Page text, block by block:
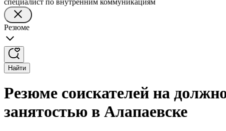
специалист по внутренним коммуникациям
Резюме
Найти
Резюме соискателей на
занятостью в Алапаевске